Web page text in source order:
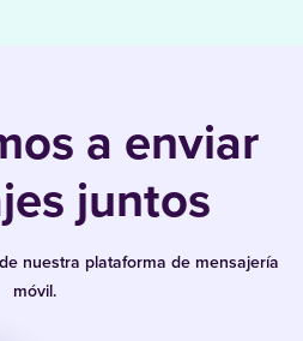
a enviar
juntos
nuestra plataforma de mensajería
móvil.